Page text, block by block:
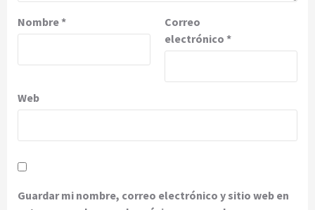
Nombre*
Correo
electrónico *
Web
Guardar mi nombre, correo electrónico y sitio web en